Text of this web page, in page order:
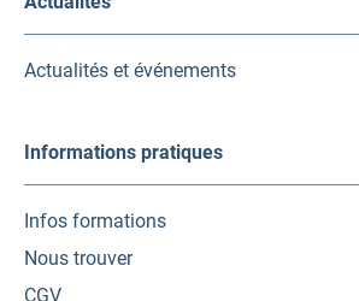
nouvelnouvel
Actualités et événements
Informations pratiques
Infos formations
Nous trouver
CGV